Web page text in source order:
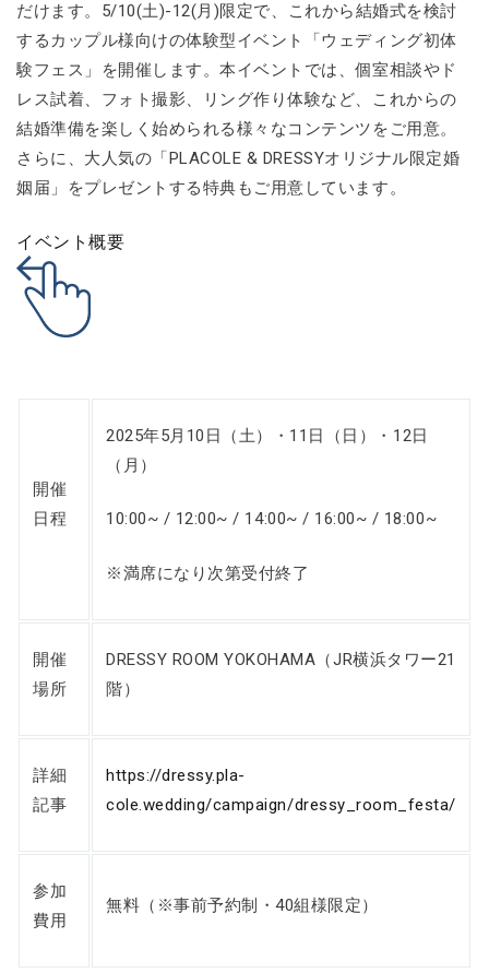
だけます。5/10(土)-12(月)限定で、これから結婚式を検討
するカップル様向けの体験型イベント「ウェディング初体
験フェス」を開催します。本イベントでは、個室相談やド
レス試着、フォト撮影、リング作り体験など、これからの
結婚準備を楽しく始められる様々なコンテンツをご用意。
さらに、大人気の「PLACOLE & DRESSYオリジナル限定婚
姻届」をプレゼントする特典もご用意しています。
イベント概要
開催
日程
2025年5月10日（土）・11日（日）・12日
（月）
10:00~ / 12:00~ / 14:00~ / 16:00~ / 18:00~
※満席になり次第受付終了
開催
場所
DRESSY ROOM YOKOHAMA（JR横浜タワー21
階）
詳細
記事
https://dressy.pla-
cole.wedding/campaign/dressy_room_festa/
参加
費用
無料（※事前予約制・40組様限定）